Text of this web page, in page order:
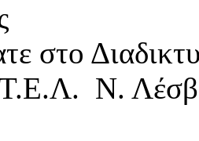
στο
Ν.